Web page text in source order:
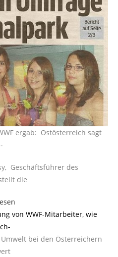
ergab: Ostösterreich sagt
Geschäftsführer des
die
von WWF-Mitarbeiter, wie
bei den Österreichern